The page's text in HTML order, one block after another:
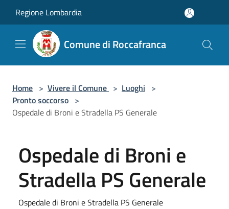
Regione Lombardia
Comune di Roccafranca
Home > Vivere il Comune > Luoghi >
Pronto soccorso >
Ospedale di Broni e Stradella PS Generale
Ospedale di Broni e
Stradella PS Generale
Ospedale di Broni e Stradella PS Generale